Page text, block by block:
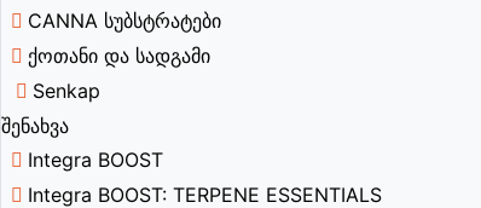
CANNA სუბსტრატები
ქოთანი და სადგამი
Senkap
შენახვა
Integra BOOST
Integra BOOST: TERPENE ESSENTIALS